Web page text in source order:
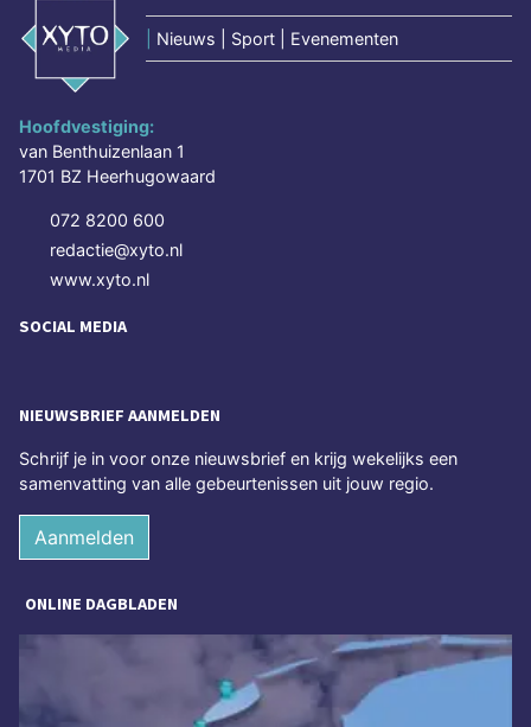
Nieuws | Sport | Evenementen
Hoofdvestiging:
van Benthuizenlaan 1
1701 BZ Heerhugowaard
072 8200 600
redactie@xyto.nl
www.xyto.nl
SOCIAL MEDIA
NIEUWSBRIEF AANMELDEN
Schrijf je in voor onze nieuwsbrief en krijg wekelijks een
samenvatting van alle gebeurtenissen uit jouw regio.
Aanmelden
ONLINE DAGBLADEN